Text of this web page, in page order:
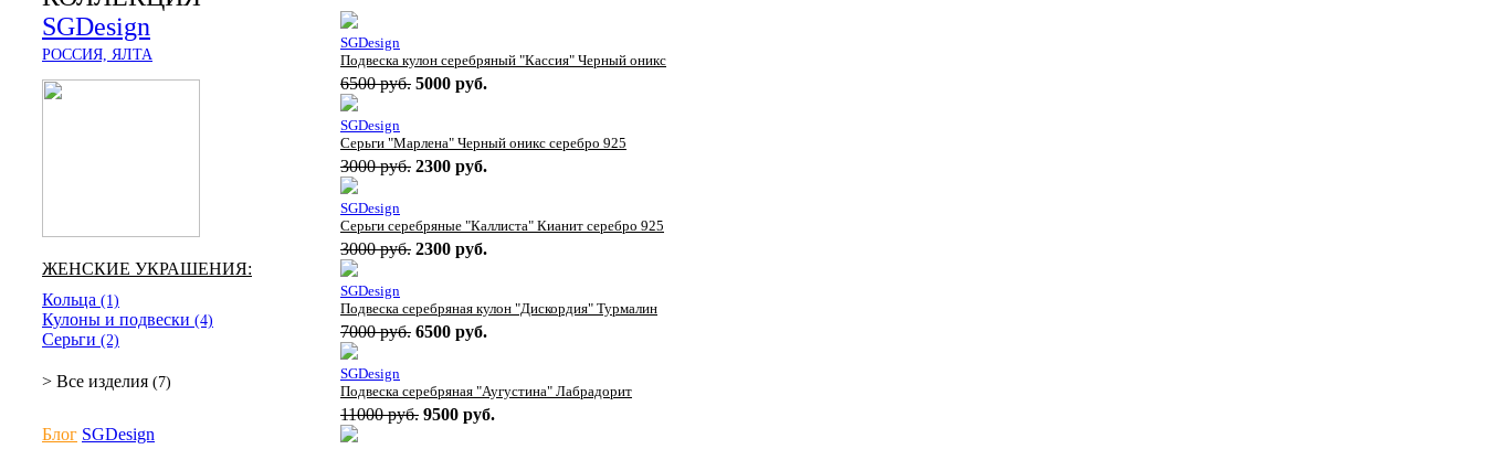
SGDesign
РОССИЯ, ЯЛТА
ЖЕНСКИЕ УКРАШЕНИЯ:
Кольца (1)
Кулоны и подвески (4)
Серьги (2)
> Все изделия (7)
Блог SGDesign
SGDesign
Подвеска кулон серебряный "Кассия" Черный оникс
6500 руб. 5000 руб.
SGDesign
Серьги "Марлена" Черный оникс серебро 925
3000 руб. 2300 руб.
SGDesign
Серьги серебряные "Каллиста" Кианит серебро 925
3000 руб. 2300 руб.
SGDesign
Подвеска серебряная кулон "Дискордия" Турмалин
7000 руб. 6500 руб.
SGDesign
Подвеска серебряная "Аугустина" Лабрадорит
11000 руб. 9500 руб.